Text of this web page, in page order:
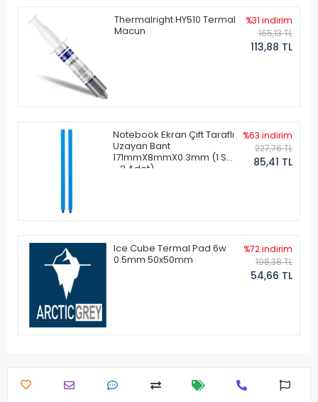
Thermalright HY510 Termal
Macun
%31 indirim
165,13 TL
113,88 TL
Notebook Ekran Çift Taraflı
Uzayan Bant
171mmX8mmX0.3mm (1 Set
- 2 Adet)
%63 indirim
227,76 TL
85,41 TL
Ice Cube Termal Pad 6w
0.5mm 50x50mm
%72 indirim
198,38 TL
54,66 TL